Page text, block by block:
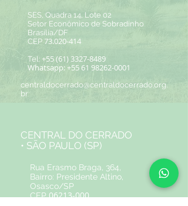
SES, Quadra 14, Lote 02
Setor Econômico de Sobradinho
Brasília/DF
CEP 73.020-414
Tel: +55 (61) 3327-8489
Whatsapp:+55 61 98262-0001
centraldocerrado@centraldocerrado.org.
br
CENTRAL DO CERRADO
• SÃO PAULO (SP)
Rua Erasmo Braga, 364,
Bairro: Presidente Altino,
Osasco/SP
CEP06213-000